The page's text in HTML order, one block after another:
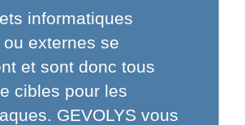
informatiques
externes se
et sont donc tous
cibles pour les
GEVOLYS vous